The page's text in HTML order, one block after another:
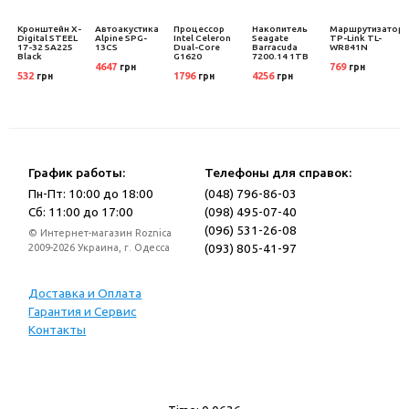
Кронштейн X-
Digital STEEL
17-32 SA225
Black
532 грн
Автоакустика
Alpine SPG-
13CS
4647 грн
Процессор
Intel Celeron
Dual-Core
G1620
1796 грн
Накопитель
Seagate
Barracuda
7200.14 1TB
4256 грн
Маршрутизатор
TP-Link TL-
WR841N
769 грн
График работы:
Пн-Пт: 10:00 до 18:00
Сб: 11:00 до 17:00
© Интернет-магазин Roznica
2009-2026 Украина, г. Одесса
Телефоны для справок:
(048) 796-86-03
(098) 495-07-40
(096) 531-26-08
(093) 805-41-97
Доставка и Оплата
Гарантия и Сервис
Контакты